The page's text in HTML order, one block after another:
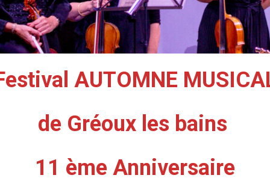
AUTOMNE
de Gréoux les bains
11 ème Anniversaire